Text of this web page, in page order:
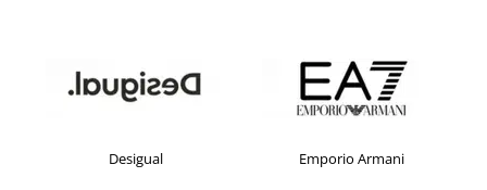
Desigual Emporio Armani